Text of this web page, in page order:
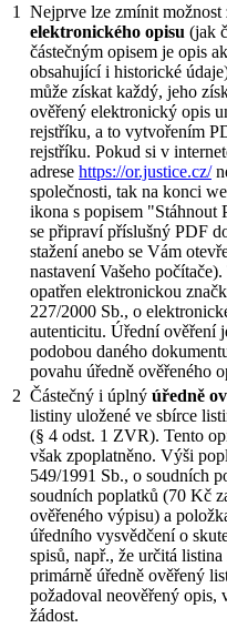
1 Nejprve lze zmínit možnost
elektronického opisu (jak
částečným opisem je opis
obsahující i historické
může získat každý, jeho
ověřený elektronický opis
rejstříku, a to vytvořením
rejstříku. Pokud si v
adrese https://or.justice.cz/
společnosti, tak na konci
ikona s popisem
se připraví příslušný PDF
stažení anebo se Vám
nastavení Vašeho
opatřen elektronickou
227/2000 Sb., o
autenticitu. Úřední ověření
podobou daného
povahu úředně ověřeného
2 Částečný i úplný úředně
listiny uložené ve sbírce
(§ 4 odst. 1 ZVR). Tento
však zpoplatněno. Výši
549/1991 Sb., o soudních
soudních poplatků (70 Kč
ověřeného výpisu) a
úředního vysvědčení o
spisů, např., že určitá
primárně úředně ověřený
požadoval neověřený opis,
žádost.